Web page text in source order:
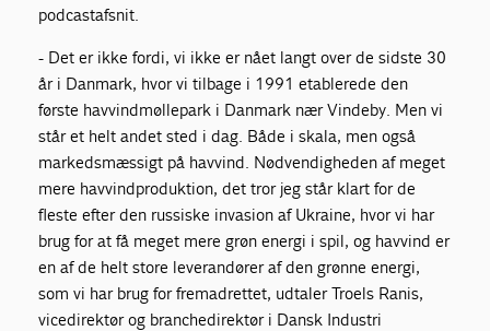
podcastafsnit.
- Det er ikke fordi, vi ikke er nået langt over de sidste 30
år i Danmark, hvor vi tilbage i 1991 etablerede den
første havvindmøllepark i Danmark nær Vindeby. Men vi
står et helt andet sted i dag. Både i skala, men også
markedsmæssigt på havvind. Nødvendigheden af meget
mere havvindproduktion, det tror jeg står klart for de
fleste efter den russiske invasion af Ukraine, hvor vi har
brug for at få meget mere grøn energi i spil, og havvind er
en af de helt store leverandører af den grønne energi,
som vi har brug for fremadrettet, udtaler Troels Ranis,
vicedirektør og branchedirektør i Dansk Industri